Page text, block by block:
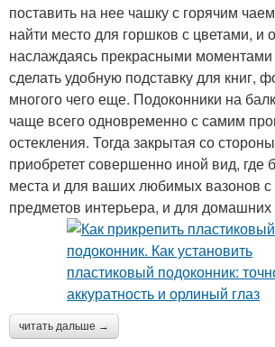
поставить на нее чашку с горячим
найти место для горшков с цветами, и
наслаждаясь прекрасными моментами
сделать удобную подставку для книг,
многого чего еще. Подоконники на
чаще всего одновременно с самим
остекления. Тогда закрытая со
приобретет совершенно иной вид, где
места и для ваших любимых вазонов с
предметов интерьера, и для
читать дальше →